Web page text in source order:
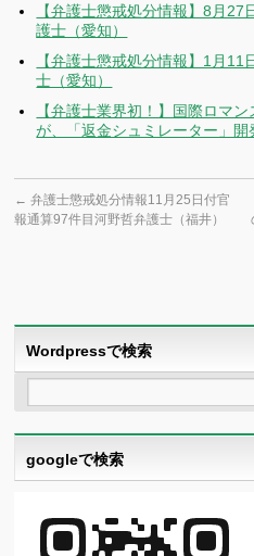
【弁護士懲戒処分情報】8月
護士（愛知）
【弁護士懲戒処分情報】1月
士（愛知）
【弁護士業界初！】国際ロマ
が、「返金シュミレーター」
← 弁護士懲戒処分情報11月25日付官
報通算97件目河野哲弁護士（福井）
Wordpressで検索
googleで検索